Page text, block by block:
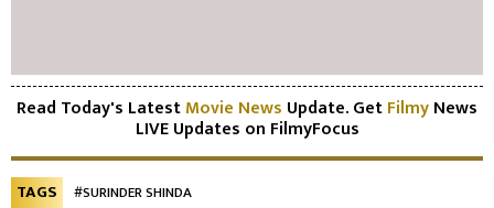
Read Today's LatestMovie News Update. GetFilmyNews
LIVE Updates on FilmyFocus
TAGS #SURINDER SHINDA